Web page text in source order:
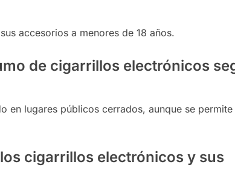
accesorios a menores de 18 años.
de cigarrillos electrónicos
en lugares públicos cerrados, aunque se permite
cigarrillos electrónicos y sus